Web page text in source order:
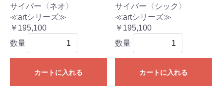
サイバー〈ネオ〉
≪artシリーズ≫
￥195,100
数量
カートに入れる
サイバー〈シック〉
≪artシリーズ≫
￥195,100
数量
カートに入れる